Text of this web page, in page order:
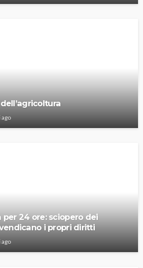
ago
per 24 ore: sciopero dei
i propri diritti
ago